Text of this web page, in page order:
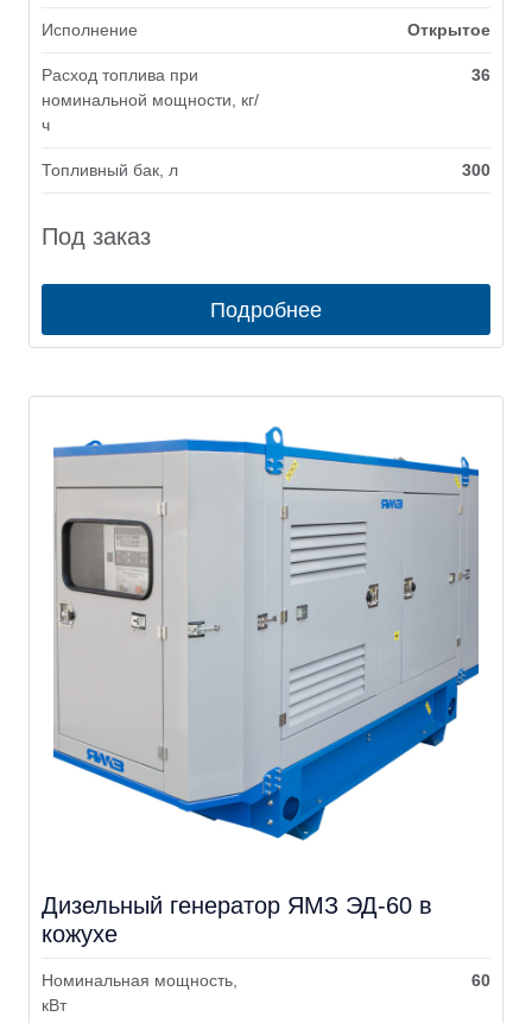
Исполнение Открытое
Расход топлива при
номинальной мощности, кг/
ч
36
Топливный бак, л 300
Под заказ
Подробнее
Дизельный генератор ЯМЗ ЭД-60 в
кожухе
Номинальная мощность,
кВт
60